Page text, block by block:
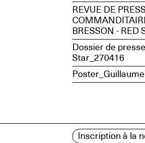
REVUE DE
BRESSON - RED
Dossier de
Star_270416
Inscription à la